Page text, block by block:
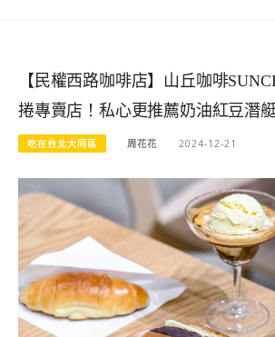
【民權西路咖啡店】山丘咖啡
捲專賣店！私心更推薦奶油紅豆潛
吃在台北大同區 周花花 2024-12-21